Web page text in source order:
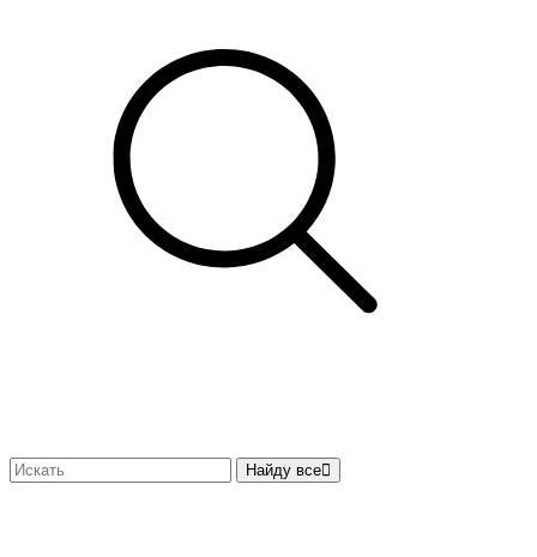
Найду все